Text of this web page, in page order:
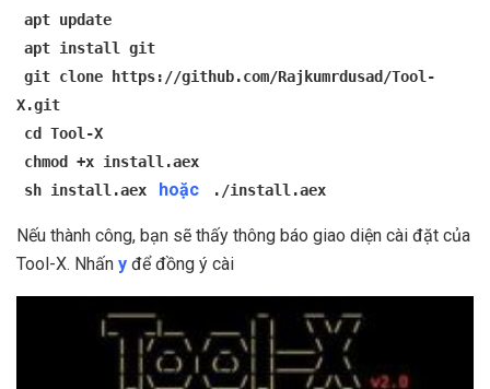
apt update
apt install git
git clone https://github.com/Rajkumrdusad/Tool-
X.git
cd Tool-X
chmod +x install.aex
sh install.aex
hoặc ./install.aex
Nếu thành công, bạn sẽ thấy thông báo giao diện cài đặt của
Tool-X. Nhấn y để đồng ý cài